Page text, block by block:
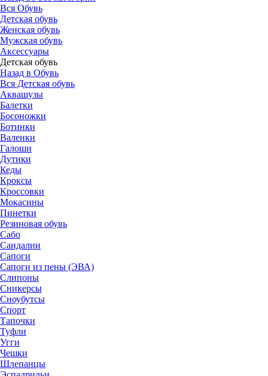
Вся Обувь
Детская обувь
Женская обувь
Мужская обувь
Аксессуары
Детская обувь
Назад в Обувь
Вся Детская обувь
Аквашузы
Балетки
Босоножки
Ботинки
Валенки
Галоши
Дутики
Кеды
Кроксы
Кроссовки
Мокасины
Пинетки
Резиновая обувь
Сабо
Сандалии
Сапоги
Сапоги из пены (ЭВА)
Слипоны
Сникерсы
Сноубутсы
Спорт
Тапочки
Туфли
Угги
Чешки
Шлепанцы